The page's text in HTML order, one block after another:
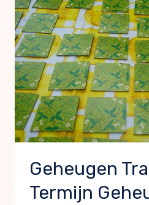
Geheugen
Termijn